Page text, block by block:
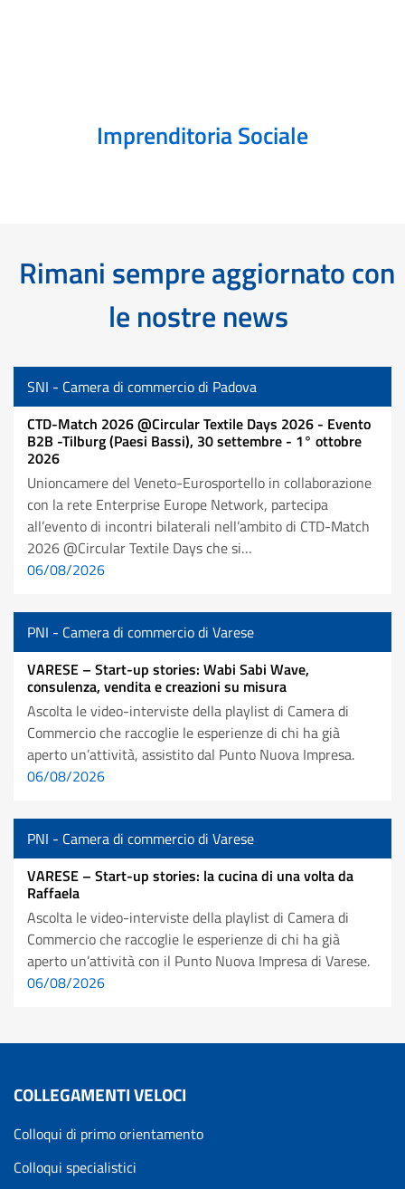
Imprenditoria Sociale
Rimani sempre aggiornato con
le nostre news
SNI - Camera di commercio di Padova
CTD-Match 2026 @Circular Textile Days 2026 - Evento
B2B -Tilburg (Paesi Bassi), 30 settembre - 1° ottobre
2026
Unioncamere del Veneto-Eurosportello in collaborazione
con la rete Enterprise Europe Network, partecipa
all’evento di incontri bilaterali nell’ambito di CTD-Match
2026 @Circular Textile Days che si…
06/08/2026
PNI - Camera di commercio di Varese
VARESE – Start-up stories: Wabi Sabi Wave,
consulenza, vendita e creazioni su misura
Ascolta le video-interviste della playlist di Camera di
Commercio che raccoglie le esperienze di chi ha già
aperto un’attività, assistito dal Punto Nuova Impresa.
06/08/2026
PNI - Camera di commercio di Varese
VARESE – Start-up stories: la cucina di una volta da
Raffaela
Ascolta le video-interviste della playlist di Camera di
Commercio che raccoglie le esperienze di chi ha già
aperto un’attività con il Punto Nuova Impresa di Varese.
06/08/2026
COLLEGAMENTI VELOCI
Colloqui di primo orientamento
Colloqui specialistici